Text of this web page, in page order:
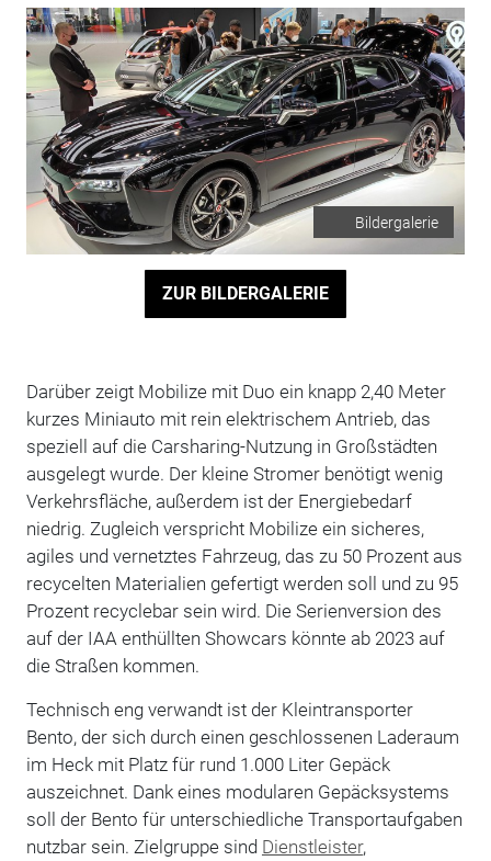
Bildergalerie
ZUR BILDERGALERIE
Darüber zeigt Mobilize mit Duo ein knapp 2,40 Meter
kurzes Miniauto mit rein elektrischem Antrieb, das
speziell auf die Carsharing-Nutzung in Großstädten
ausgelegt wurde. Der kleine Stromer benötigt wenig
Verkehrsfläche, außerdem ist der Energiebedarf
niedrig. Zugleich verspricht Mobilize ein sicheres,
agiles und vernetztes Fahrzeug, das zu 50 Prozent aus
recycelten Materialien gefertigt werden soll und zu 95
Prozent recyclebar sein wird. Die Serienversion des
auf der IAA enthüllten Showcars könnte ab 2023 auf
die Straßen kommen.
Technisch eng verwandt ist der Kleintransporter
Bento, der sich durch einen geschlossenen Laderaum
im Heck mit Platz für rund 1.000 Liter Gepäck
auszeichnet. Dank eines modularen Gepäcksystems
soll der Bento für unterschiedliche Transportaufgaben
nutzbar sein. Zielgruppe sind Dienstleister,